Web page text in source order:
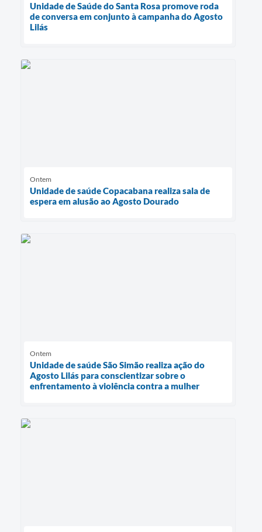
Unidade de Saúde do Santa Rosa promove roda
de conversa em conjunto à campanha do Agosto
Lilás
Ontem
Unidade de saúde Copacabana realiza sala de
espera em alusão ao Agosto Dourado
Ontem
Unidade de saúde São Simão realiza ação do
Agosto Lilás para conscientizar sobre o
enfrentamento à violência contra a mulher